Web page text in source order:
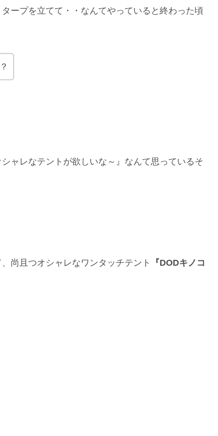
ープを立てて・・なんてやっていると終わった頃
ャレなテントが欲しいな～』なんて思っているそ
尚且つオシャレなワンタッチテント 『DODキノコ